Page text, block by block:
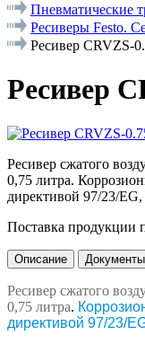
Пневматические
Ресиверы Festo.
Ресивер CRVZS-
Ресивер
Ресивер сжатого
0,75 литра.
директивой 97/23/
Поставка продукции
Описание Документы
Ресивер сжатого
0,75 литра.
директивой 97/23/